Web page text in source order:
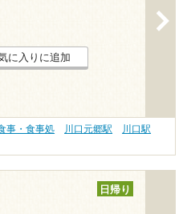
に入りに追加
事・食事処 川口元郷駅
川口駅
日帰り